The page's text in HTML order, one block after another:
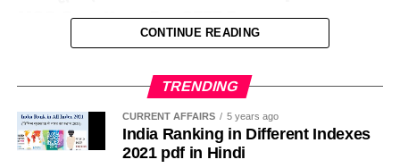
(a) फर्श को प्रकृतिक रंग देने के लिए
(d) खुरदरा बनाकर घर्षण बढाने के लिए
MCQ Questions For CTET Exam
1. RTE 2009 की किस धारा के अनुसार सरकारी विद्यालयों में कुल
स्वीकृत पदों में से 20% से अधिक खाली नहीं होंगे?According to
which section of RTE-2009, not more than 20% of the
sanctioned posts in government schools will be
vacant?
CONTINUE READING
TRENDING
CURRENT AFFAIRS 5 years ago
India Ranking in Different Indexes
2021 pdf in Hindi